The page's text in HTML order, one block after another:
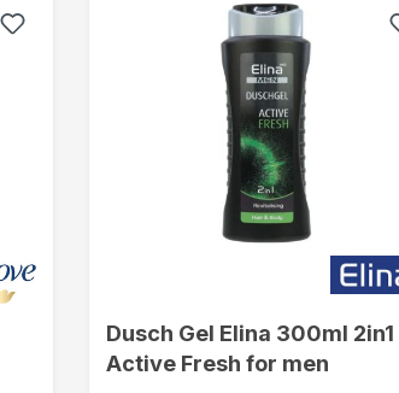
Dusch Gel Elina 300ml 2in1
Active Fresh for men